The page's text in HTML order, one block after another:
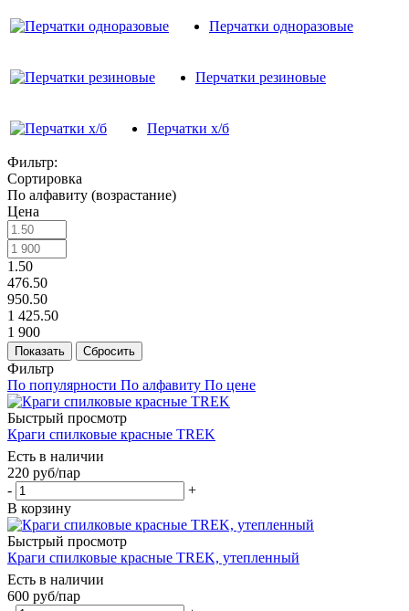
Перчатки одноразовые
Перчатки резиновые
Перчатки х/б
Фильтр:
Сортировка
По алфавиту (возрастание)
Цена
1.50
476.50
950.50
1 425.50
1 900
Показать Сбросить
Фильтр
По популярности По алфавиту По цене
Быстрый просмотр
Краги спилковые красные TREK
Есть в наличии
220 руб/пар
-
+
В корзину
Быстрый просмотр
Краги спилковые красные TREK, утепленный
Есть в наличии
600 руб/пар